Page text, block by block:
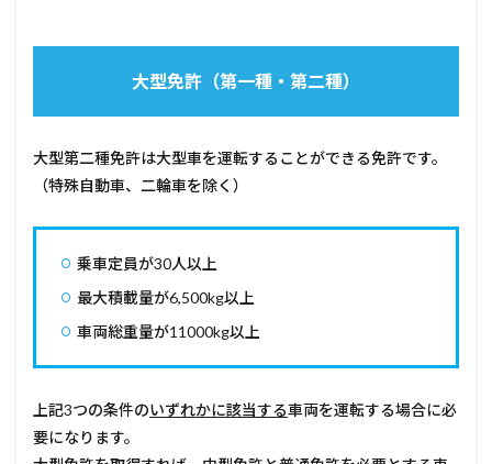
大型免許（第一種・第二種）
大型第二種免許は大型車を運転することができる免許です。
（特殊自動車、二輪車を除く）
乗車定員が30人以上
最大積載量が6,500kg以上
車両総重量が11000kg以上
上記3つの条件のいずれかに該当する車両を運転する場合に必
要になります。